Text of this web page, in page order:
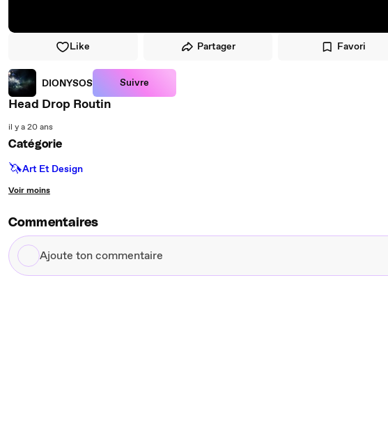
Like Partager Favori
DIONYSOS Suivre
Head Drop Routin
il y a 20 ans
Catégorie
🦄Art Et Design
Voir moins
Commentaires
Ajoute
ton